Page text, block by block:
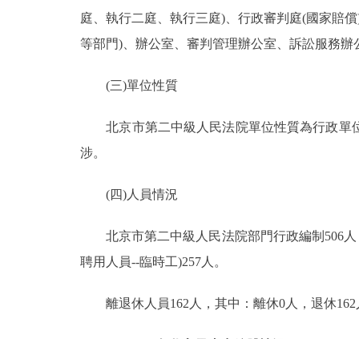
庭、執行二庭、執行三庭)、行政審判庭(國家賠
等部門)、辦公室、審判管理辦公室、訴訟服務
(三)單位性質
北京市第二中級人民法院單位性質為行政單
涉。
(四)人員情況
北京市第二中級人民法院部門行政編制506人
聘用人員--臨時工)257人。
離退休人員162人，其中：離休0人，退休162